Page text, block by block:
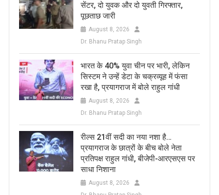
सेंटर, दो युवक और दो युवती गिरफ्तार,
पूछताछ जारी
August 8, 2026
Dr. Bhanu Pratap Singh
भारत के 40% युवा चीन पर भारी, लेकिन
सिस्टम ने उन्हें डेटा के चक्रव्यूह में फंसा
रखा है, प्रयागराज में बोले राहुल गांधी
August 8, 2026
Dr. Bhanu Pratap Singh
रील्स 21वीं सदी का नया नशा है…
प्रयागराज के छात्रों के बीच बोले नेता
प्रतिपक्ष राहुल गांधी, बीजेपी-आरएसएस पर
साधा निशाना
August 8, 2026